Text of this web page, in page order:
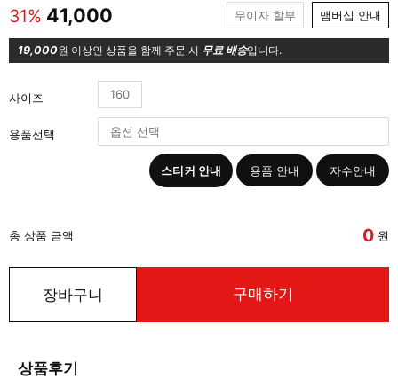
31% 41,000 무이자 할부 맴버십 안내
19,000원 이상인 상품을 함께 주문 시 무료 배송입니다.
사이즈 160
용품선택
스티커 안내 용품 안내 자수안내
총 상품 금액 0 원
장바구니 구매하기
상품후기